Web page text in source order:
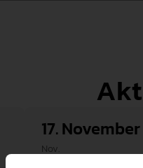
17. November
Nov.